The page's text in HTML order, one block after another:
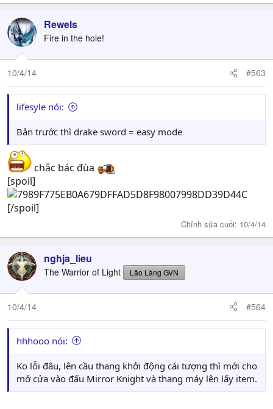
Rewels
Fire in the hole!
10/4/14 #563
lifesyle nói:
Bản trước thì drake sword = easy mode
chắc bác đùa
[spoil]
[/spoil]
Chỉnh sửa cuối: 10/4/14
nghja_lieu
The Warrior of Light Lão Làng GVN
10/4/14 #564
hhhooo nói:
Ko lỗi đâu, lên cầu thang khởi động cái tượng thì mới cho
mở cửa vào đấu Mirror Knight và thang máy lên lấy item.